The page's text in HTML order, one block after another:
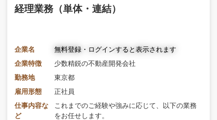
経理業務（単体・連結）
企業名
無料登録・ログインすると表示されます
企業特徴
少数精鋭の不動産開発会社
勤務地
東京都
雇用形態
正社員
仕事内容な
ど
これまでのご経験や強みに応じて、以下の業務
をお任せします。